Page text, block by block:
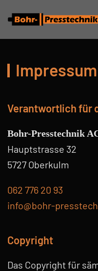
Zum Hauptinhalt
Impressum
Verantwortlich für
Bohr-Presstechnik
Hauptstrasse 32
5727 Oberkulm
062 776 20 93
info@bohr-
Copyright
Das Copyright für